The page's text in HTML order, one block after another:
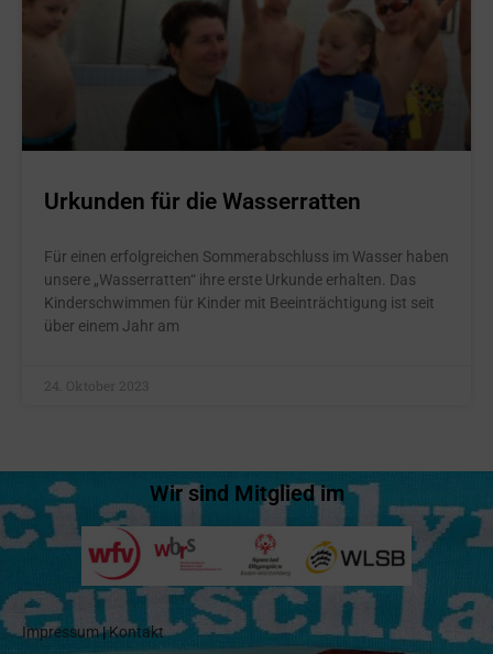
Urkunden für die Wasserratten
Für einen erfolgreichen Sommerabschluss im Wasser haben
unsere „Wasserratten“ ihre erste Urkunde erhalten. Das
Kinderschwimmen für Kinder mit Beeinträchtigung ist seit
über einem Jahr am
24. Oktober 2023
Wir sind Mitglied im
Impressum|Kontakt